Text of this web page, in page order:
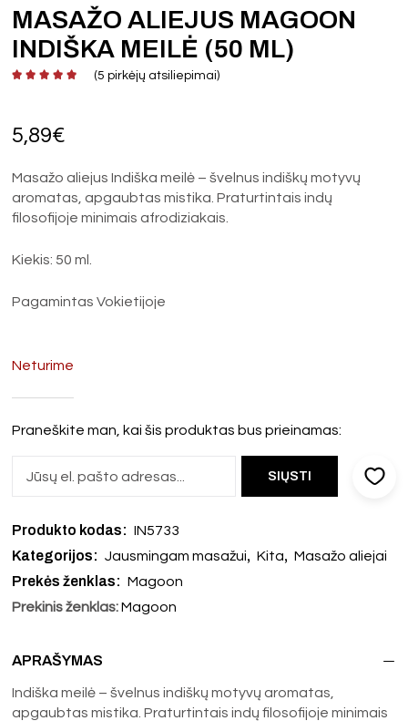
MASAŽO ALIEJUS MAGOON
INDIŠKA MEILĖ (50 ML)
(5 pirkėjų atsiliepimai)
5,89€
Masažo aliejus Indiška meilė – švelnus indiškų motyvų
aromatas, apgaubtas mistika. Praturtintais indų
filosofijoje minimais afrodiziakais.
Kiekis: 50 ml.
Pagamintas Vokietijoje
Neturime
Praneškite man, kai šis produktas bus prieinamas:
Produkto kodas: IN5733
Kategorijos: Jausmingam masažui, Kita, Masažo aliejai
Prekės ženklas: Magoon
Prekinis ženklas: Magoon
APRAŠYMAS
Indiška meilė – švelnus indiškų motyvų aromatas,
apgaubtas mistika. Praturtintais indų filosofijoje minimais